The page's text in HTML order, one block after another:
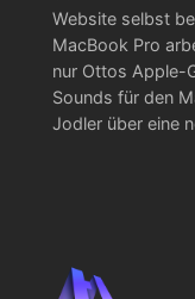
Website selbst
MacBook Pro
nur Ottos Apple-
Sounds für den
Jodler über eine